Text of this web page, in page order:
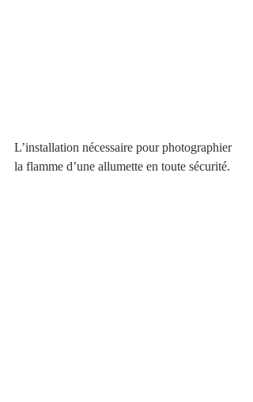
L’installation nécessaire pour photographier
la flamme d’une allumette en toute sécurité.